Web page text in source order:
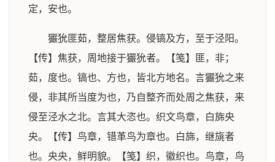
定，安也。
玁狁匪茹，整居焦获。侵镐及方，至于泾阳。
【传】焦获，周地接于玁狁者。【笺】匪，非；
茹，度也。镐也、方也，皆北方地名。言玁狁之来
侵，非其所当度为也，乃自整齐而处周之焦获，来
侵至泾水之北。言其大恣也。织文鸟章，白旆央
央。【传】鸟章，错革鸟为章也。白旆，继旐者
也。央央，鲜明貌。【笺】织，徽织也。鸟章，鸟